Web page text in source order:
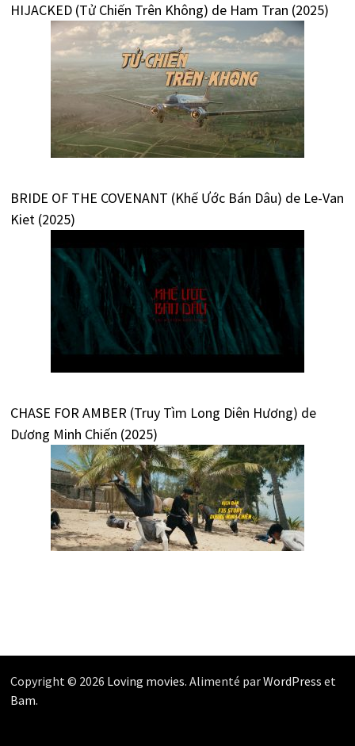
HIJACKED (Tử Chiến Trên Không) de Ham Tran (2025)
BRIDE OF THE COVENANT (Khế Ước Bán Dâu) de Le-Van
Kiet (2025)
CHASE FOR AMBER (Truy Tìm Long Diên Hương) de
Dương Minh Chiến (2025)
Copyright © 2026 Loving movies. Alimenté parWordPress et
Bam.